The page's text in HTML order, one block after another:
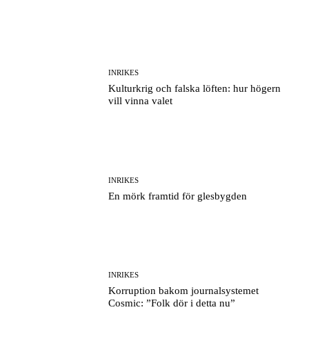
INRIKES
Kulturkrig och falska löften: hur högern
vill vinna valet
INRIKES
En mörk framtid för glesbygden
INRIKES
Korruption bakom journalsystemet
Cosmic: ”Folk dör i detta nu”